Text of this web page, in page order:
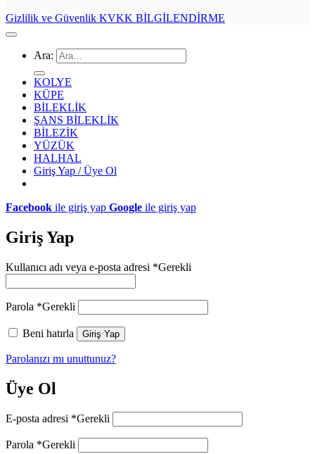
Gizlilik ve Güvenlik KVKK BİLGİLENDİRME
Ara:
KOLYE
KÜPE
BİLEKLİK
ŞANS BİLEKLİK
BİLEZİK
YÜZÜK
HALHAL
Giriş Yap / Üye Ol
Facebook ile giriş yap Google ile giriş yap
Giriş Yap
Kullanıcı adı veya e-posta adresi *Gerekli
Parola *Gerekli
Beni hatırla Giriş Yap
Parolanızı mı unuttunuz?
Üye Ol
E-posta adresi *Gerekli
Parola *Gerekli